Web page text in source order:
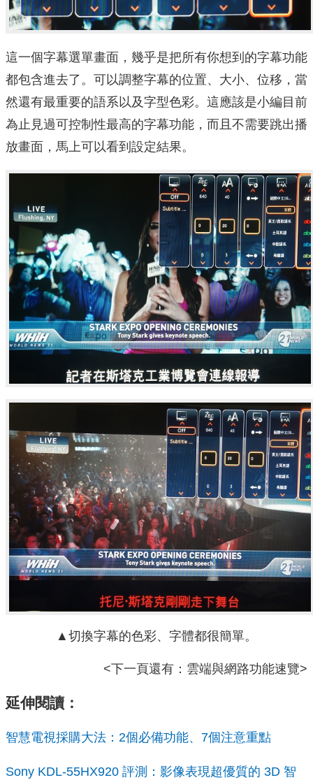
這一個字幕選單畫面，幾乎是把所有你想到的字幕功能
都包含進去了。可以調整字幕的位置、大小、位移，當
然還有最重要的語系以及字型色彩。這應該是小編目前
為止見過可控制性最高的字幕功能，而且不需要跳出播
放畫面，馬上可以看到設定結果。
▲切換字幕的色彩、字體都很簡單。
<下一頁還有：雲端與網路功能速覽>
延伸閱讀：
智慧電視採購大法：2個必備功能、7個注意重點
Sony KDL-55HX920 評測：影像表現超優質的 3D 智